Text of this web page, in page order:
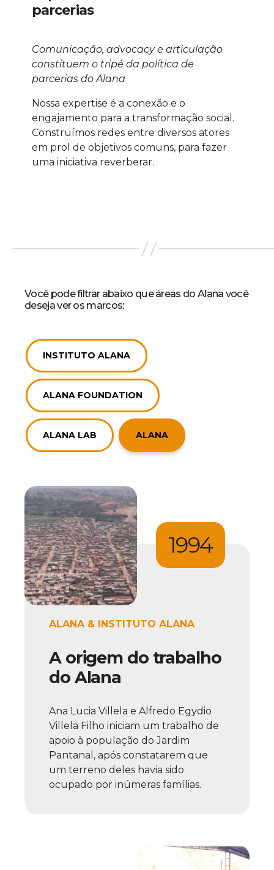
parcerias
Comunicação, advocacy e articulação
constituem o tripé da política de
parcerias do Alana
Nossa expertise é a conexão e o
engajamento para a transformação social.
Construímos redes entre diversos atores
em prol de objetivos comuns, para fazer
uma iniciativa reverberar.
Você pode filtrar abaixo que áreas do Alana você
deseja ver os marcos:
INSTITUTO ALANA
ALANA FOUNDATION
ALANA LAB ALANA
1994
ALANA & INSTITUTO ALANA
A origem do trabalho
do Alana
Ana Lucia Villela e Alfredo Egydio
Villela Filho iniciam um trabalho de
apoio à população do Jardim
Pantanal, após constatarem que
um terreno deles havia sido
ocupado por inúmeras famílias.